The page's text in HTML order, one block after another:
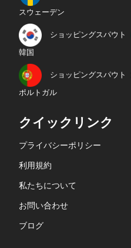
スウェーデン
ショッピングスパウト
韓国
ショッピングスパウト
ポルトガル
クイックリンク
プライバシーポリシー
利用規約
私たちについて
お問い合わせ
ブログ